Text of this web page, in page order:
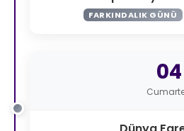
FARKINDALIK GÜNÜ
04